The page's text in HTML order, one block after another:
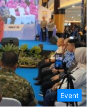
Event